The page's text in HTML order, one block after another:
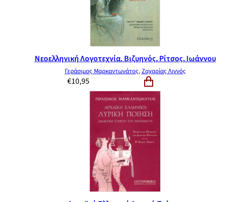
Νεοελληνική Λογοτεχνία. Βιζυηνός, Ρίτσος, Ιωάννου
Γεράσιμος Μαρκαντωνάτος,Ζαχαρίας Λιγνός
€10,95